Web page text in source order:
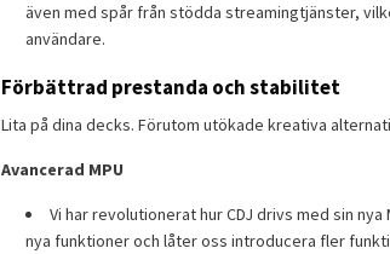
även med spår från stödda streamingtjänster,
användare.
Förbättrad prestanda och stabilitet
Lita på dina decks. Förutom utökade kreativa
Avancerad MPU
Vi har revolutionerat hur CDJ drivs med sin
nya funktioner och låter oss introducera fler